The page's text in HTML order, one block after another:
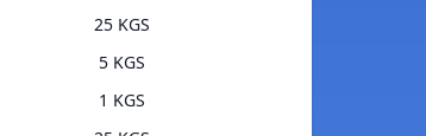
25 KGS
5 KGS
1 KGS